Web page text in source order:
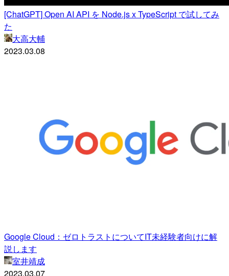
[ChatGPT] Open AI API を Node.js x TypeScript で試してみ
た
大高大輔
2023.03.08
Google Cloud：ゼロトラストについてIT未経験者向けに解
説します
室井靖成
2023.03.07